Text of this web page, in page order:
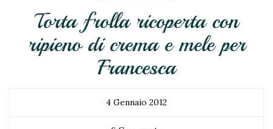
Torta frolla ricoperta con
ripieno di crema e mele per
Francesca
4 Gennaio 2012